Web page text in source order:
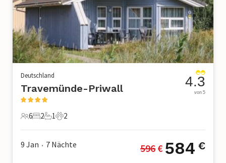
Deutschland
Travemünde-Priwall
6 Gäste
6
2 Schlafzimmer
2
1 Badezimmer
1
2 Haustiere
2
4.3
von 5
9 Jan • 7 Nächte 596 € 584 €